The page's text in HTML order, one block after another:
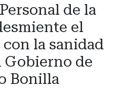
de la
el
la sanidad
Gobierno de
Bonilla